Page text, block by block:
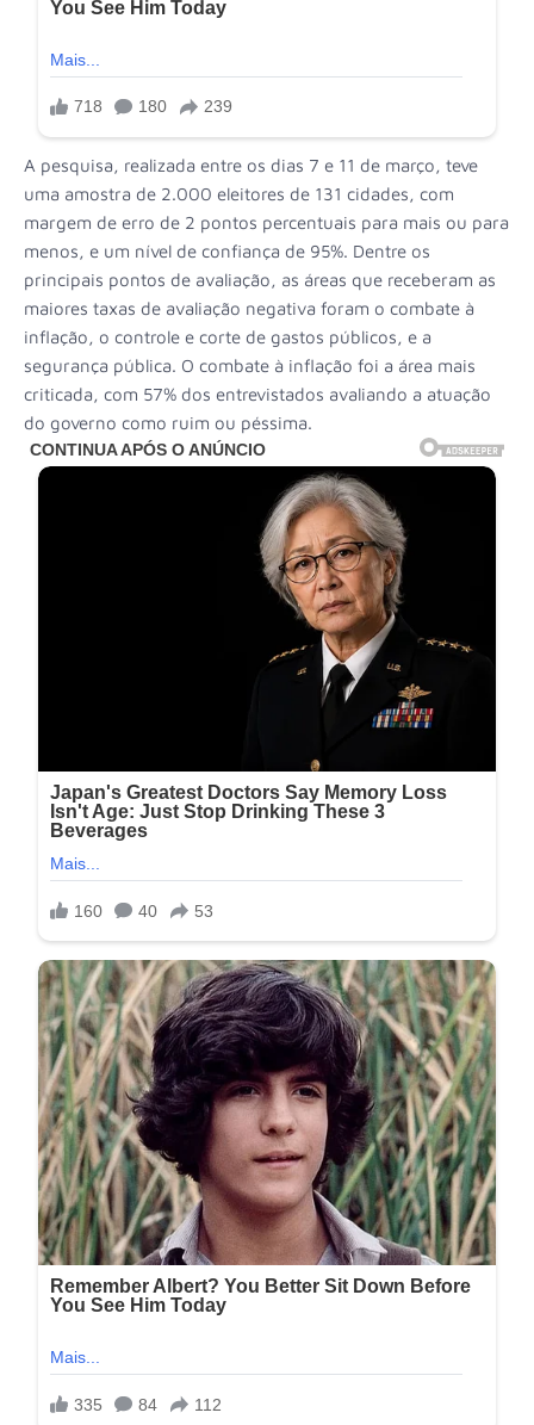
A pesquisa, realizada entre os dias 7 e 11 de março, teve
uma amostra de 2.000 eleitores de 131 cidades, com
margem de erro de 2 pontos percentuais para mais ou para
menos, e um nível de confiança de 95%. Dentre os
principais pontos de avaliação, as áreas que receberam as
maiores taxas de avaliação negativa foram o combate à
inflação, o controle e corte de gastos públicos, e a
segurança pública. O combate à inflação foi a área mais
criticada, com 57% dos entrevistados avaliando a atuação
do governo como ruim ou péssima.